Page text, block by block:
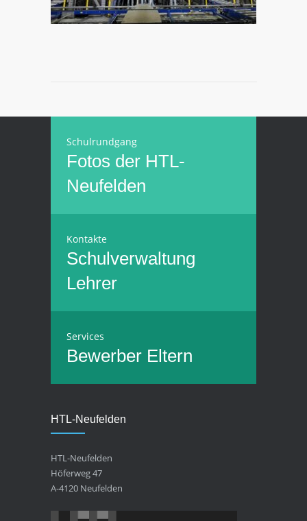
Schulrundgang
Fotos der HTL-
Neufelden
Kontakte
Schulverwaltung
Lehrer
Services
Bewerber Eltern
HTL-Neufelden
HTL-Neufelden
Höferweg 47
A-4120 Neufelden